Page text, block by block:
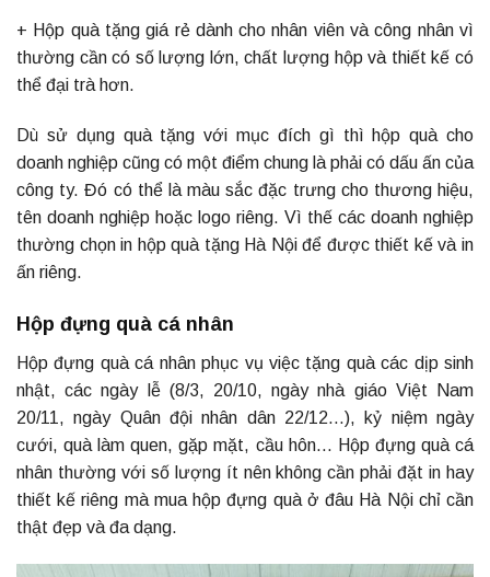
+ Hộp quà tặng giá rẻ dành cho nhân viên và công nhân vì
thường cần có số lượng lớn, chất lượng hộp và thiết kế có
thể đại trà hơn.
Dù sử dụng quà tặng với mục đích gì thì hộp quà cho
doanh nghiệp cũng có một điểm chung là phải có dấu ấn của
công ty. Đó có thể là màu sắc đặc trưng cho thương hiệu,
tên doanh nghiệp hoặc logo riêng. Vì thế các doanh nghiệp
thường chọn in hộp quà tặng Hà Nội để được thiết kế và in
ấn riêng.
Hộp đựng quà cá nhân
Hộp đựng quà cá nhân phục vụ việc tặng quà các dịp sinh
nhật, các ngày lễ (8/3, 20/10, ngày nhà giáo Việt Nam
20/11, ngày Quân đội nhân dân 22/12…), kỷ niệm ngày
cưới, quà làm quen, gặp mặt, cầu hôn… Hộp đựng quà cá
nhân thường với số lượng ít nên không cần phải đặt in hay
thiết kế riêng mà mua hộp đựng quà ở đâu Hà Nội chỉ cần
thật đẹp và đa dạng.